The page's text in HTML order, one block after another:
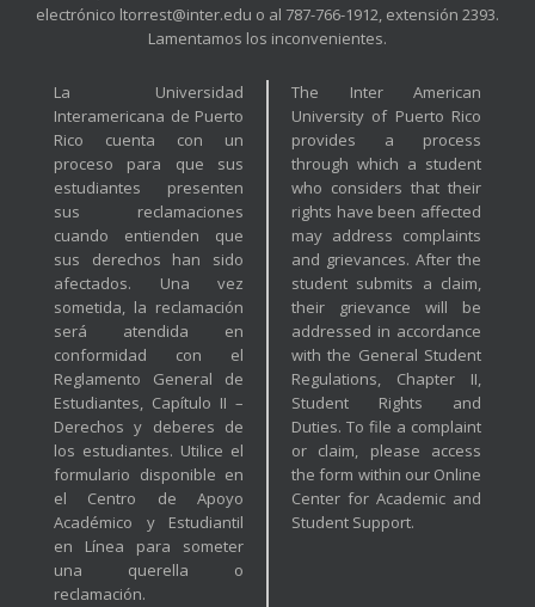
electrónico ltorrest@inter.edu o al 787-766-1912, extensión 2393.
Lamentamos los inconvenientes.
La Universidad
Interamericana de Puerto
Rico cuenta con un
proceso para que sus
estudiantes presenten
sus reclamaciones
cuando entienden que
sus derechos han sido
afectados. Una vez
sometida, la reclamación
será atendida en
conformidad con el
Reglamento General de
Estudiantes, Capítulo II –
Derechos y deberes de
los estudiantes. Utilice el
formulario disponible en
el Centro de Apoyo
Académico y Estudiantil
en Línea para someter
una querella o
reclamación.
The Inter American
University of Puerto Rico
provides a process
through which a student
who considers that their
rights have been affected
may address complaints
and grievances. After the
student submits a claim,
their grievance will be
addressed in accordance
with the General Student
Regulations, Chapter II,
Student Rights and
Duties. To file a complaint
or claim, please access
the form within our Online
Center for Academic and
Student Support.